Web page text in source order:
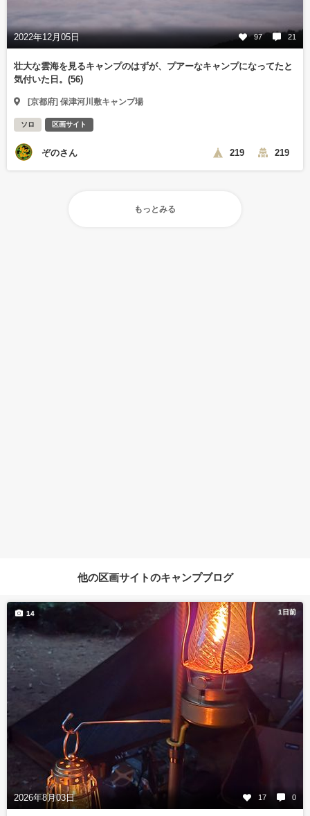
2022年12月05日 97 21
壮大な雲海を見るキャンプのはずが、プアーなキャンプになってたと
気付いた日。(56)
[京都府] 保津河川敷キャンプ場
ソロ 区画サイト
ぞのさん 219 219
もっとみる
他の区画サイトのキャンプブログ
1日前
2026年8月03日 17 0
14